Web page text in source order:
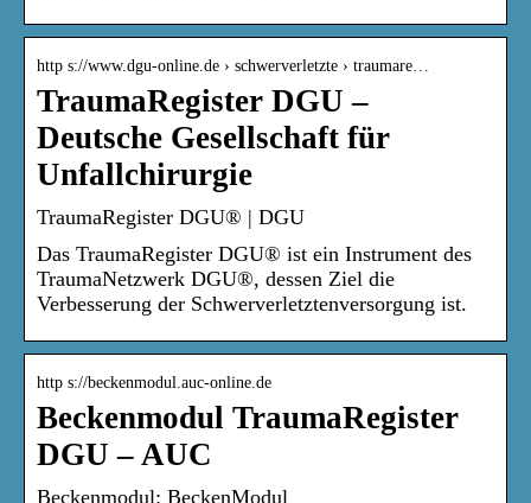
http s://www.dgu-online.de › schwerverletzte › traumare…
TraumaRegister DGU –
Deutsche Gesellschaft für
Unfallchirurgie
TraumaRegister DGU® | DGU
Das TraumaRegister DGU® ist ein Instrument des
TraumaNetzwerk DGU®, dessen Ziel die
Verbesserung der Schwerverletztenversorgung ist.
http s://beckenmodul.auc-online.de
Beckenmodul TraumaRegister
DGU – AUC
Beckenmodul: BeckenModul